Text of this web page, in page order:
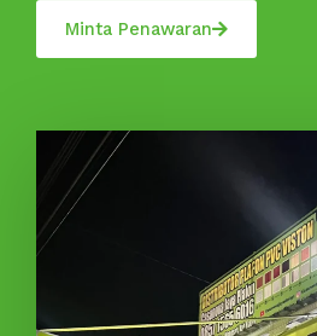
Minta Penawaran